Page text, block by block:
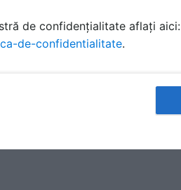
de confidențialitate aflați aici:
de-confidentialitate.